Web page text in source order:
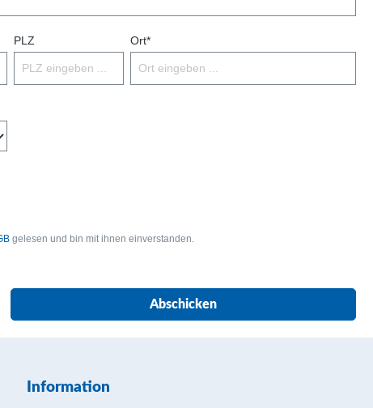
PLZ Ort*
gelesen und bin mit ihnen einverstanden.
Abschicken
Information